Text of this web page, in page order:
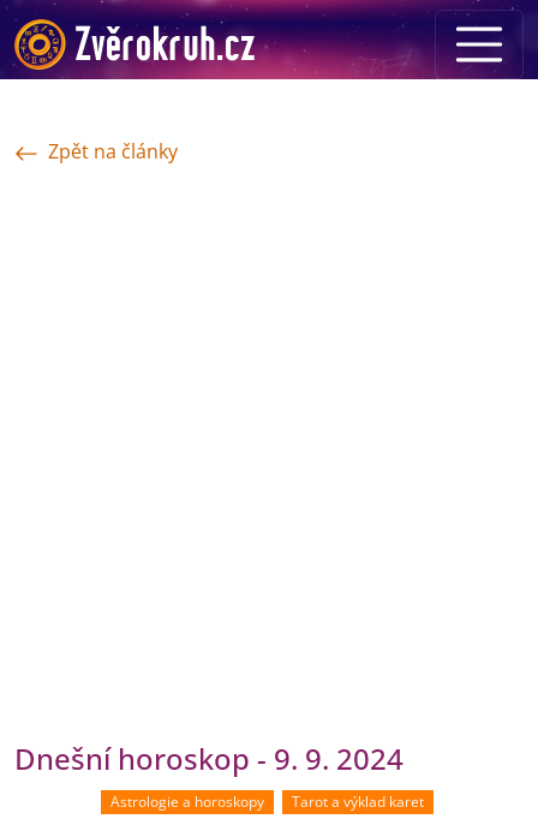
Zpět na články
Dnešní horoskop - 9. 9. 2024
Astrologie a horoskopy Tarot a výklad karet